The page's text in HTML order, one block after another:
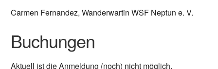
Carmen Fernandez, Wanderwartin WSF Neptun e. V.
Buchungen
Aktuell ist die Anmeldung (noch) nicht möglich.